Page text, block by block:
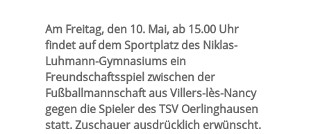
Am Freitag, den 10. Mai, ab 15.00 Uhr
findet auf dem Sportplatz des Niklas-
Luhmann-Gymnasiums ein
Freundschaftsspiel zwischen der
Fußballmannschaft aus Villers-lès-Nancy
gegen die Spieler des TSV Oerlinghausen
statt. Zuschauer ausdrücklich erwünscht.